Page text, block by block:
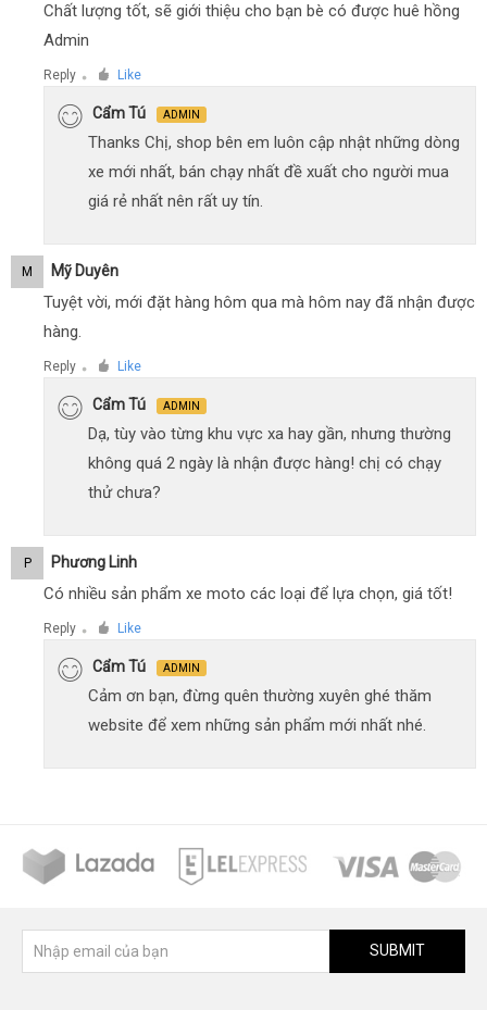
Chất lượng tốt, sẽ giới thiệu cho bạn bè có được huê hồng
Admin
Reply ● Like
Cẩm Tú ADMIN
Thanks Chị, shop bên em luôn cập nhật những dòng
xe mới nhất, bán chạy nhất đề xuất cho người mua
giá rẻ nhất nên rất uy tín.
M Mỹ Duyên
Tuyệt vời, mới đặt hàng hôm qua mà hôm nay đã nhận được
hàng.
Reply ● Like
Cẩm Tú ADMIN
Dạ, tùy vào từng khu vực xa hay gần, nhưng thường
không quá 2 ngày là nhận được hàng! chị có chạy
thử chưa?
P Phương Linh
Có nhiều sản phẩm xe moto các loại để lựa chọn, giá tốt!
Reply ● Like
Cẩm Tú ADMIN
Cảm ơn bạn, đừng quên thường xuyên ghé thăm
website để xem những sản phẩm mới nhất nhé.
SUBMIT